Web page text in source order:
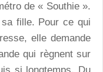
de « Southie ».
fille. Pour ce qui
elle demande
qui règnent sur